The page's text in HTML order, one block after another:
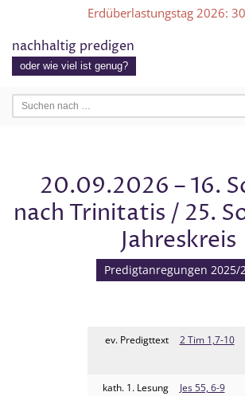
Zum
Inhalt
Erdüberlastungstag 2026:
nachhaltig predigen
oder wie viel ist genug?
20.09.2026 – 16.
nach Trinitatis / 25.
Jahreskreis
Predigtanregungen 2025/
ev. Predigttext
kath. 1. Lesung
2 Tim 1,7-10
Jes 55, 6-9